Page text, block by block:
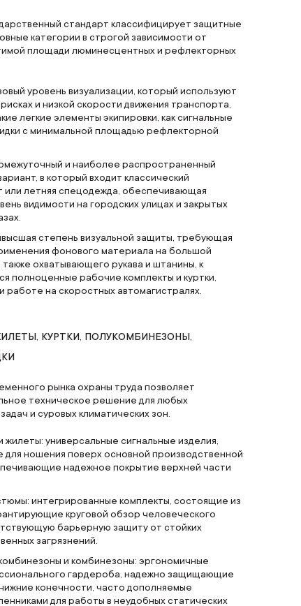
стандарт классифицирует защитные
категории в строгой зависимости от
площади люминесцентных и рефлекторных
уровень визуализации, который используют
и низкой скорости движения транспорта,
легкие элементы экипировки, как сигнальные
с минимальной площадью рефлекторной
и наиболее распространенный
в который входит классический
или летняя спецодежда, обеспечивающая
видимости на городских улицах и закрытых
степень визуальной защиты, требующая
фонового материала на большой
охватывающего рукава и штанины, к
полноценные рабочие комплекты и куртки,
работе на скоростных автомагистралях.
КУРТКИ, ПОЛУКОМБИНЕЗОНЫ,
рынка охраны труда позволяет
техническое решение для любых
и суровых климатических зон.
жилеты: универсальные сигнальные изделия,
для ношения поверх основной производственной
надежное покрытие верхней части
интегрированные комплекты, состоящие из
круговой обзор человеческого
барьерную защиту от стойких
загрязнений.
и комбинезоны: эргономичные
гардероба, надежно защищающие
конечности, часто дополняемые
для работы в неудобных статических